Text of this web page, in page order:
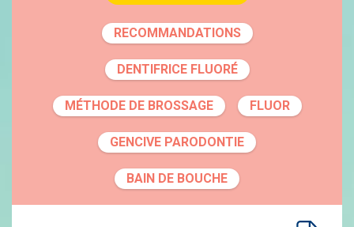
RECOMMANDATIONS
DENTIFRICE FLUORÉ
MÉTHODE DE BROSSAGE FLUOR
GENCIVE PARODONTIE
BAIN DE BOUCHE